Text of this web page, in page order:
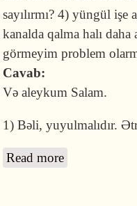
sayılırmı? 4) yüngül işe
kanalda qalma halı
görmeyim problem
Cavab:
Və aleykum Salam.
1) Bəli, yuyulmalıdır.
Read more